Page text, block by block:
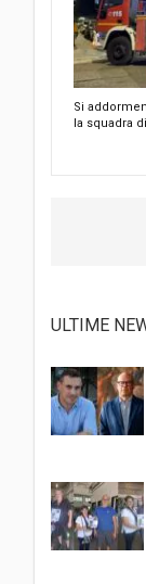
Si
la squadra
ULTIME